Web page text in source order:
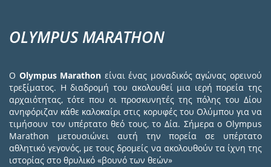
OLYMPUS MARATHON
Ο Olympus Marathon είναι ένας μοναδικός αγώνας ορεινού
τρεξίματος. Η διαδρομή του ακολουθεί μια ιερή πορεία της
αρχαιότητας, τότε που οι προσκυνητές της πόλης του Δίου
ανηφόριζαν κάθε καλοκαίρι στις κορυφές του Ολύμπου για να
τιμήσουν τον υπέρτατο θεό τους, το Δία. Σήμερα ο Olympus
Marathon μετουσιώνει αυτή την πορεία σε υπέρτατο
αθλητικό γεγονός, με τους δρομείς να ακολουθούν τα ίχνη της
ιστορίας στο θρυλικό «βουνό των θεών»